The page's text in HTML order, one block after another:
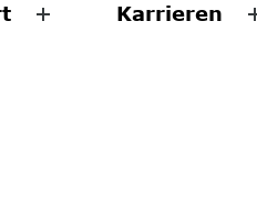
Karrieren